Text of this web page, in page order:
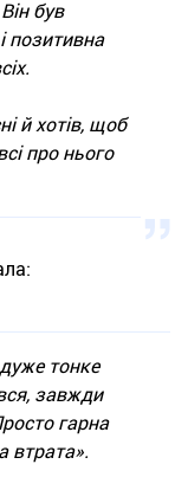
був
позитивна
й хотів, щоб
про нього
тонке
завжди
гарна
втрата».